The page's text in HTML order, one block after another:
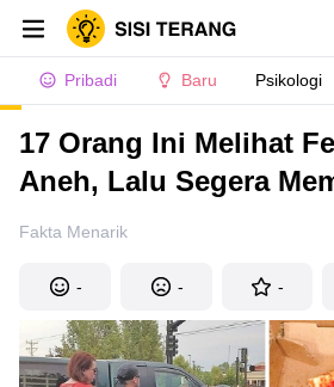
Pribadi Baru Psikologi
17 Orang Ini Melihat
Aneh, Lalu Segera
Fakta Menarik
- - -